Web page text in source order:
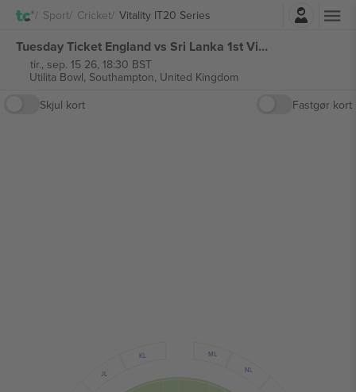
Sport Cricket Vitality IT20 SeriesLog ind
Tuesday Ticket England vs Sri Lanka 1st Vitality IT20 Series billetter
tir., sep. 15 26, 18:30 BST
Utilita Bowl, Southampton, United Kingdom
Skjul kort
Fastgør kort
KL
ML
NL
JL